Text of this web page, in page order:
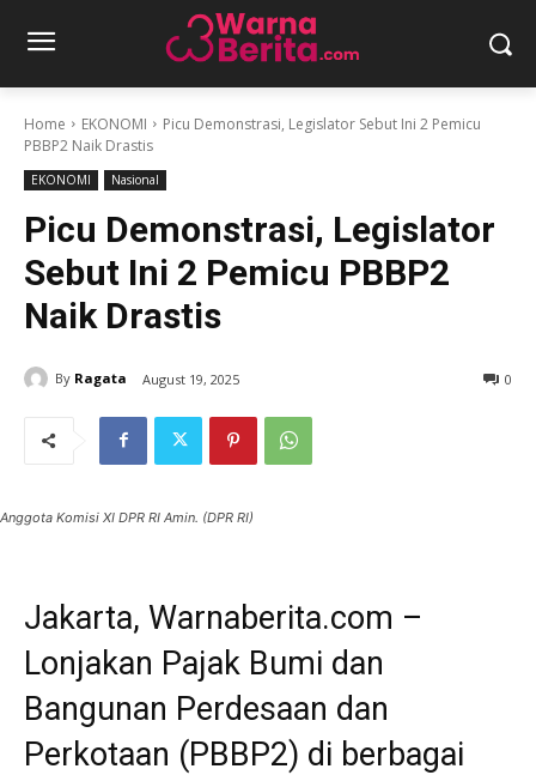
Home EKONOMI
Picu Demonstrasi, Legislator Sebut Ini 2 Pemicu
PBBP2 Naik Drastis
EKONOMI Nasional
Picu Demonstrasi, Legislator
Sebut Ini 2 Pemicu PBBP2
Naik Drastis
By Ragata August 19, 2025 0
Anggota Komisi XI DPR RI Amin. (DPR RI)
Jakarta, Warnaberita.com –
Lonjakan Pajak Bumi dan
Bangunan Perdesaan dan
Perkotaan (PBBP2) di berbagai